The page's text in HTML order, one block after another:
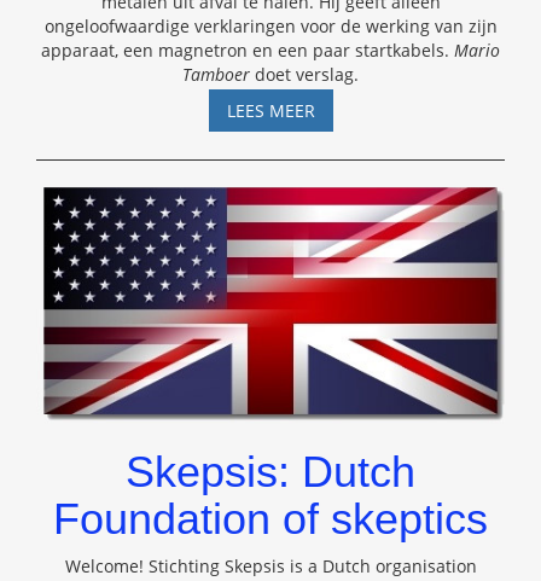
ongeloofwaardige verklaringen voor de werking van zijn
apparaat, een magnetron en een paar startkabels. Mario
Tamboer doet verslag.
LEES MEERDE
FANTASTISCHE
CLAIMS
VOLDEMARS
BELAKOVS
Skepsis: Dutch
Foundation of skeptics
Welcome! Stichting Skepsis is a Dutch organisation